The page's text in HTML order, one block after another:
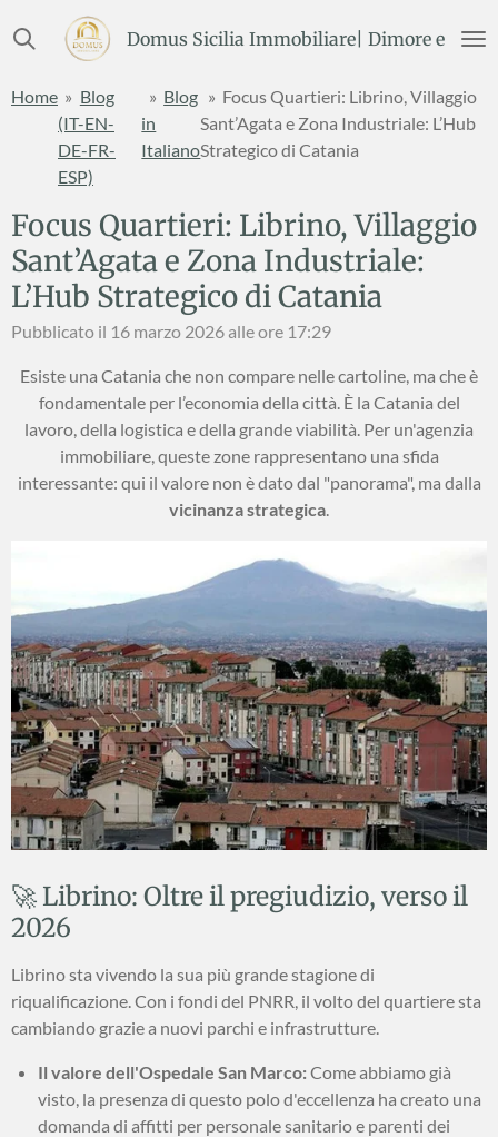
al
principale
Domus Sicilia Immobiliare| Dimore e
Home » Blog
(IT-EN-
DE-FR-
ESP)
» Blog
in
Italiano
» Focus Quartieri: Librino, Villaggio
Sant’Agata e Zona Industriale: L’Hub
Strategico di Catania
Focus Quartieri: Librino, Villaggio
Sant’Agata e Zona Industriale:
L’Hub Strategico di Catania
Pubblicato il 16 marzo 2026 alle ore 17:29
Esiste una Catania che non compare nelle cartoline, ma che è
fondamentale per l’economia della città. È la Catania del
lavoro, della logistica e della grande viabilità. Per un'agenzia
immobiliare, queste zone rappresentano una sfida
interessante: qui il valore non è dato dal "panorama", ma dalla
vicinanza strategica
🚀 Librino: Oltre il pregiudizio, verso il
2026
Librino sta vivendo la sua più grande stagione di
riqualificazione. Con i fondi del PNRR, il volto del quartiere sta
cambiando grazie a nuovi parchi e infrastrutture.
Il valore dell'Ospedale San Marco:Come abbiamo già
visto, la presenza di questo polo d'eccellenza ha creato una
domanda di affitti per personale sanitario e parenti dei